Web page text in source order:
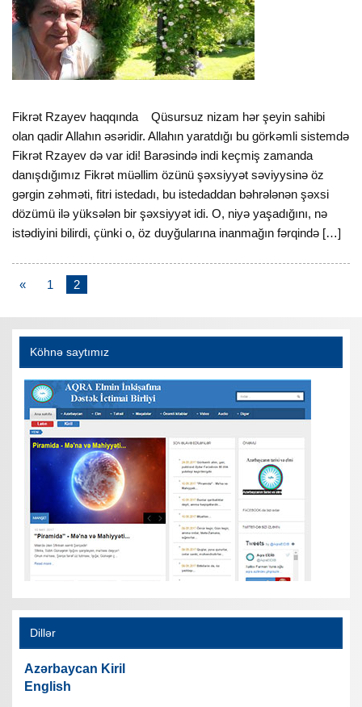
Fikrət Rzayev haqqında Qüsursuz nizam hər şeyin sahibi
olan qadir Allahın əsəridir. Allahın yaratdığı bu görkəmli sistemdə
Fikrət Rzayev də var idi! Barəsində indi keçmiş zamanda
danışdığımız Fikrət müəllim özünü şəxsiyyət səviyysinə öz
gərgin zəhməti, fitri istedadı, bu istedaddan bəhrələnən şəxsi
dözümü ilə yüksələn bir şəxsiyyət idi. O, niyə yaşadığını, nə
istədiyini bilirdi, çünki o, öz duyğularına inanmağın fərqində […]
« 1 2
Köhnə saytımız
Dillər
Azərbaycan Kiril
English